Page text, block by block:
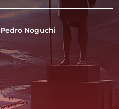
Pedro Noguchi